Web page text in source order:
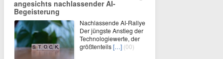
angesichts nachlassender AI-
Begeisterung
Nachlassende AI-Rallye
Der jüngste Anstieg der
Technologiewerte, der
größtenteils[…] (00)